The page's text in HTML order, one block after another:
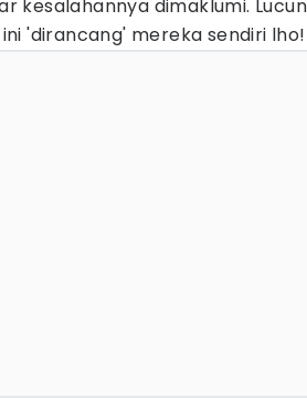
kesalahannya dimaklumi.
'dirancang' mereka sendiri lho!